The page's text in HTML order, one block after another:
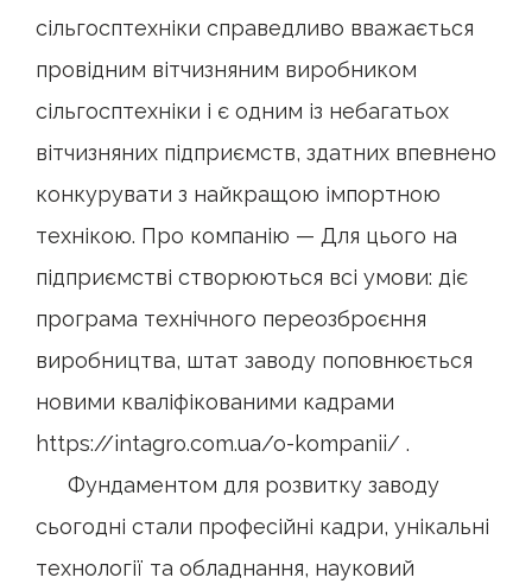
сільгосптехніки справедливо вважається
провідним вітчизняним виробником
сільгосптехніки і є одним із небагатьох
вітчизняних підприємств, здатних впевнено
конкурувати з найкращою імпортною
технікою. Про компанію — Для цього на
підприємстві створюються всі умови: діє
програма технічного переозброєння
виробництва, штат заводу поповнюється
новими кваліфікованими кадрами
https://intagro.com.ua/o-kompanii/ .
Фундаментом для розвитку заводу
сьогодні стали професійні кадри, унікальні
технології та обладнання, науковий